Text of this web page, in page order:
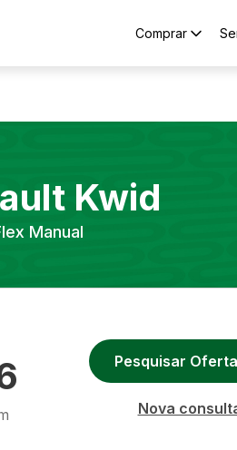
Comprar
Kwid
Manual
Pesquisar
Nova